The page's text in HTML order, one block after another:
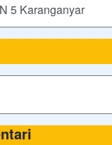
5 Karanganyar